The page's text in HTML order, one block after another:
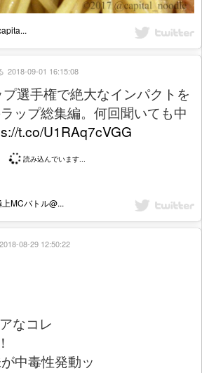
選手権で絶大なインパクトを
ップ総集編。何回聞いても中
t.co/U1RAq7cVGG
読み込んでいます...
MCバトル@...
2018-09-01 16:15:08
なコレ
中毒性発動ッ
2018-08-29 12:50:22